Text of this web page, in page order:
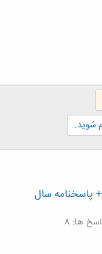
شوید.
پاسخنامه سال
ها: 8